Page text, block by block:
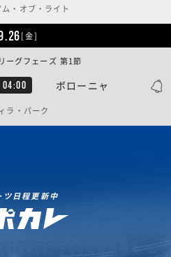
・オブ・ライト
[金]
04:00 ボローニャ
グフェーズ 第1節
ラ・パーク
ツ日程更新中